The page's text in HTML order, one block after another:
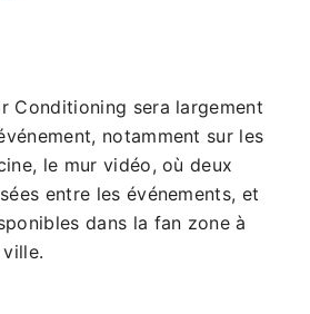
Conditioning sera largement
notamment sur les
le mur vidéo, où deux
entre les événements, et
dans la fan zone à